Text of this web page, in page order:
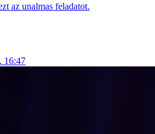
az unalmas feladatot.
16:47